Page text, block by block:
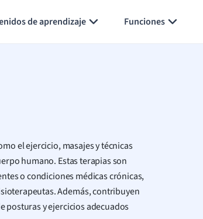
de aprendizaje Funciones
el ejercicio, masajes y técnicas
humano. Estas terapias son
o condiciones médicas crónicas,
Además, contribuyen
posturas y ejercicios adecuados